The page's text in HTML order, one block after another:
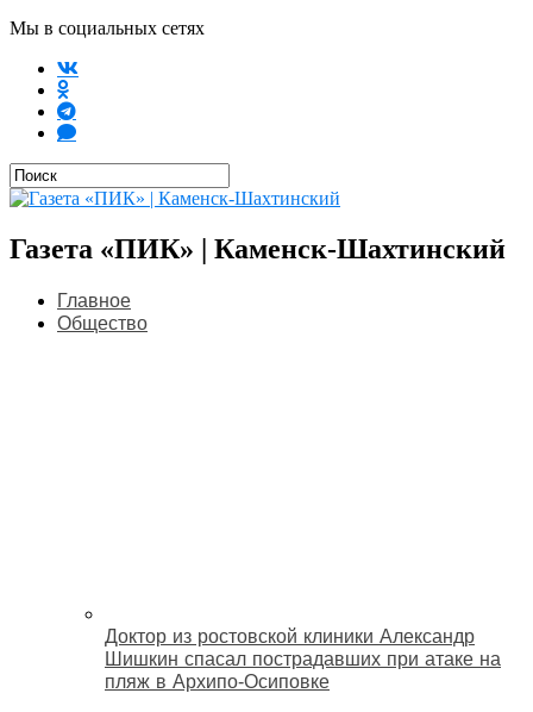
Мы в социальных сетях
Газета «ПИК» | Каменск-Шахтинский
Главное
Общество
Доктор из ростовской клиники Александр
Шишкин спасал пострадавших при атаке на
пляж в Архипо‑Осиповке